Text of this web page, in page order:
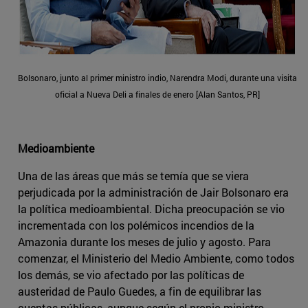
Bolsonaro, junto al primer ministro indio, Narendra Modi, durante una visita
oficial a Nueva Deli a finales de enero [Alan Santos, PR]
Medioambiente
Una de las áreas que más se temía que se viera
perjudicada por la administración de Jair Bolsonaro era
la política medioambiental. Dicha preocupación se vio
incrementada con los polémicos incendios de la
Amazonia durante los meses de julio y agosto. Para
comenzar, el Ministerio del Medio Ambiente, como todos
los demás, se vio afectado por las políticas de
austeridad de Paulo Guedes, a fin de equilibrar las